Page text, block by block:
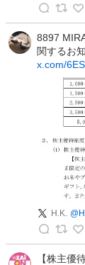
学
生
®
H
.
8897
関するお
x.com/
H.K. @
【株主優